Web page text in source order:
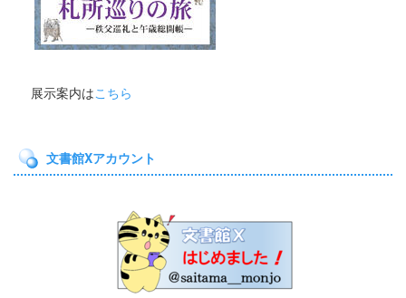
展示案内はこちら
文書館Xアカウント